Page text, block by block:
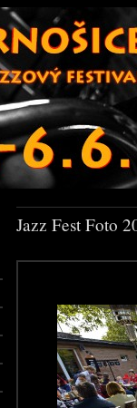
Jazz Fest Foto